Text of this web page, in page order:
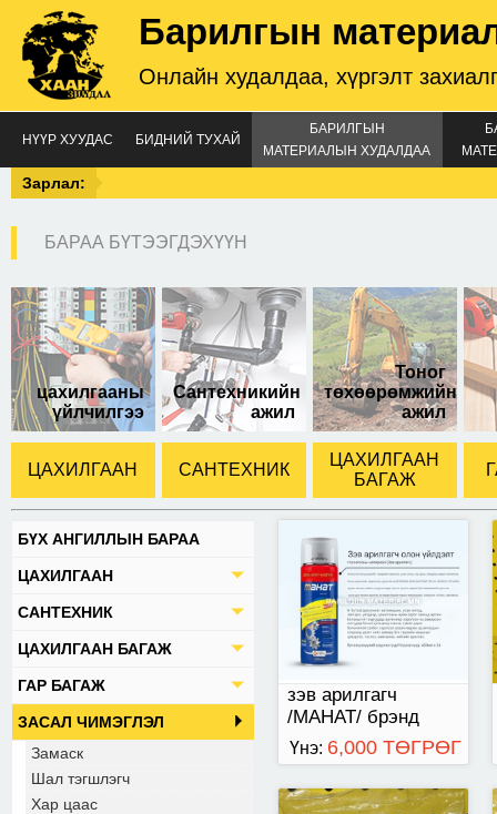
Барилгын
Онлайн худалдаа, хүргэлт
НҮҮР ХУУДАС БИДНИЙ ТУХАЙ
БАРИЛГЫН
МАТЕРИАЛЫН ХУДАЛДАА
Зарлал:
БАРАА БҮТЭЭГДЭХҮҮН
цахилгааны
үйлчилгээ
Сантехникийн
ажил
Тоног
төхөөрөмжийн
ажил
ЦАХИЛГААН САНТЕХНИК
ЦАХИЛГААН
БАГАЖ
БҮХ АНГИЛЛЫН БАРАА
ЦАХИЛГААН
САНТЕХНИК
ЦАХИЛГААН БАГАЖ
ГАР БАГАЖ
ЗАСАЛ ЧИМЭГЛЭЛ
Замаск
Шал тэгшлэгч
Хар цаас
зэв арилгагч
/MAHAT/ брэнд
зэв арилгагч /махат/
брэнд 450мл.
Үнэ: 6,000 ТӨГРӨГ
6,000 төгрөг
2,5мм-тэй